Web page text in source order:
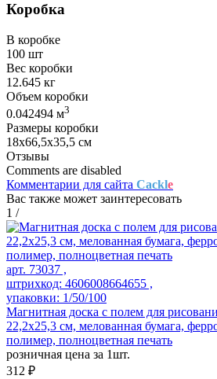
Коробка
В коробке
100 шт
Вес коробки
12.645 кг
Объем коробки
0.042494 м3
Размеры коробки
18х66,5х35,5 см
Отзывы
Comments are disabled
Комментарии для сайта Cackle
Вас также может заинтересовать
1 /
арт. 73037 ,
штрихкод: 4606008664655 ,
упаковки: 1/50/100
Магнитная доска c полем для
22,2х25,3 см, мелованная бумага,
полимер, полноцветная печать
розничная цена за 1шт.
312 ₽